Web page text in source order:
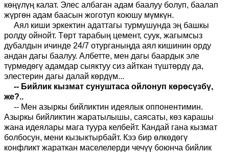
көңүлүң калат. Элес албаган адам баалуу болуп, баалап
жүргөн адам баасын жоготуп коюшу мүмкүн.
Аял киши эркектин адаттагы турмушунда эң башкы
ролду ойнойт. Төрт тарабың цемент, суук, жагымсыз
дубалдын ичинде 24/7 отурганыңда аял кишинин орду
андан дагы баалуу. Албетте, мен дагы баардык эле
түрмөдөгү адамдар сыяктуу сиз айткан түштөрдү да,
элестерин дагы далай көрдүм...
-- Бийлик кызмат сунуштаса ойлонуп көрөсүзбү,
же?..
-- Мен азыркы бийликтин идеялык оппонентимин.
Азыркы бийликтин жаратылышы, саясаты, көз карашы
жана идеялары мага туура келбейт. Кандай гана кызмат
болбосун, мени кызыктырбайт. Кээ бир өлкөдөгү
конфликт жараткан маселелерди чечүү боюнча бийлик